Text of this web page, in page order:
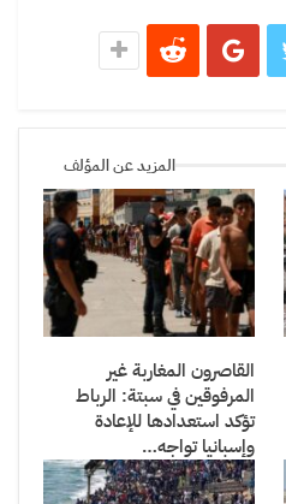
المزيد عن المؤلف
القاصرون المغاربة غير
المرفوقين في سبتة: الرباط
تؤكد استعدادها للإعادة
وإسبانيا تواجه…